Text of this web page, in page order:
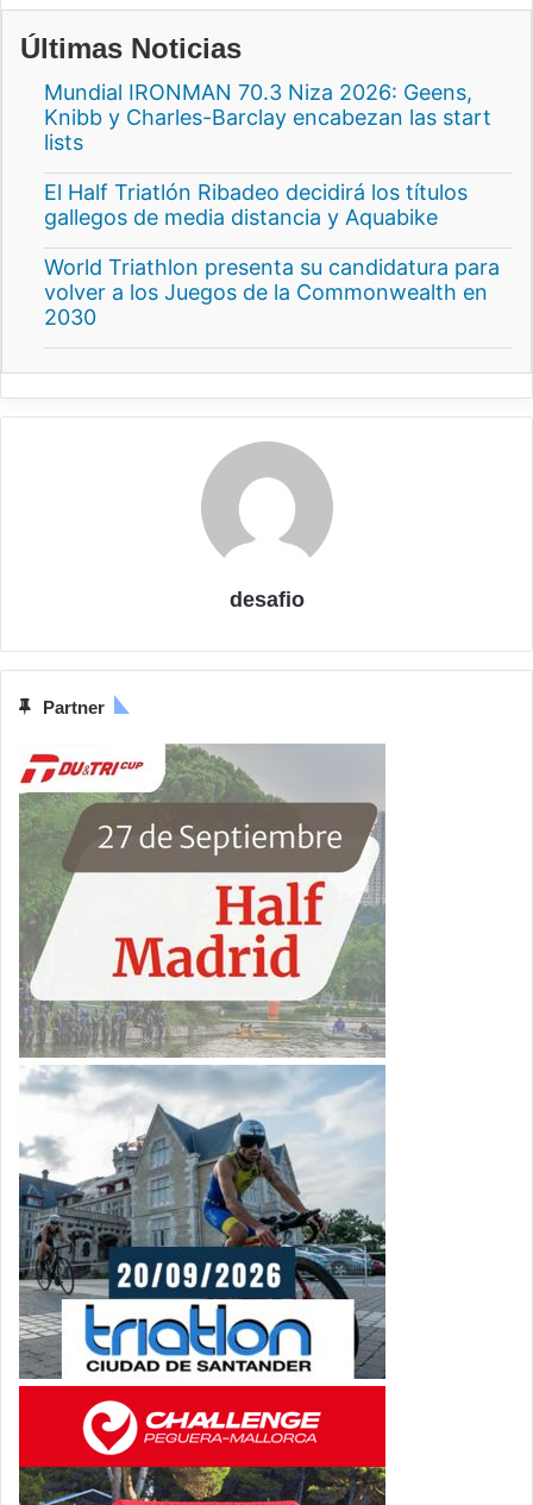
Últimas Noticias
Mundial IRONMAN 70.3 Niza 2026: Geens,
Knibb y Charles-Barclay encabezan las start
lists
El Half Triatlón Ribadeo decidirá los títulos
gallegos de media distancia y Aquabike
World Triathlon presenta su candidatura para
volver a los Juegos de la Commonwealth en
2030
desafio
Partner